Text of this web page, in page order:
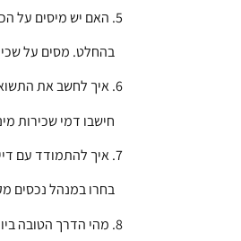
5. האם יש מיסים על הכנסות נדל"ן בגרמניה?
בהחלט. מסים על
6. איך לחשב את התשואה הפוטנציאלית?
חישבו דמי שכירות
7. איך להתמודד עם דיירים בעייתיים?
בחרו במנהל נכסים
8. מהי הדרך הטובה ביותר להעריך נכס?